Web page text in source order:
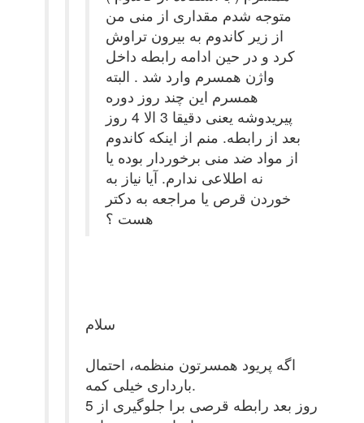
متوجه شدم مقداری از منی من
از زیر کاندوم به بیرون تراوش
کرد و در حین ادامه رابطه داخل
واژن همسرم وارد شد . البته
همسرم این چند روز دوره
پیریدوشه یعنی دقیقا 3 الا 4 روز
بعد از رابطه. منم از اینکه کاندوم
از مواد ضد منی برخوردار بوده یا
نه اطلاعی ندارم. آیا نیاز به
خوردن قرص یا مراجعه به دکتر
هست ؟
سلام
اگه پریود همسرتون منظمه، احتمال
بارداری خیلی کمه.
5 روز بعد رابطه قرصی برا جلوگیری از